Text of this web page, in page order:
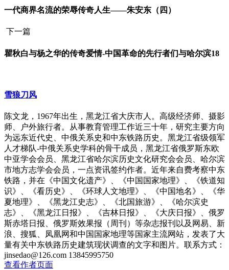
一代商界名流的荣辱传奇人生——朱安东（四）
下一篇
瞿秋白与杨之华的传奇爱情-中国革命的先行者们与哈尔滨18
雪狼刀风
陈文龙，1967年出生，黑龙江省大庆市人。高级经济师、摄影
师、户外旅行者。从事教育管理工作近三十年，研究主要方向
为远东近代史、中俄关系史和中东铁路历史。黑龙江省级领军
人才梯队-中俄关系史学科的骨干成员，黑龙江省俄罗斯东欧
中亚学会会员、黑龙江省哈尔滨历史文化研究会会员、哈尔滨
市地方志学会会员，一点资讯签约作者。近年来自费考察中东
铁路，并在《中国文化遗产》、《中国国家地理》、《铁道知
识》、《看历史》、《环球人文地理》、《中国地名》、《华
夏地理》、《黑龙江史志》、《北国旅游》、《哈尔滨史
志》、《黑龙江日报》、《吉林日报》、《大庆日报》、俄罗
斯赤塔日报、俄罗斯效果报（周刊）等杂志报刊以及网易、新
浪、搜狐、凤凰网和中国国家地理等国家主流网站，发表了大
量有关中东铁路历史建筑现状调查的文字和图片。联系方式：
jinsedao@126.com 13845995750
查看作者页面